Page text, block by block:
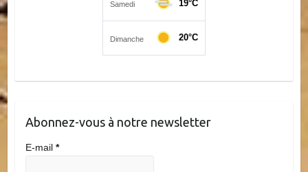
Abonnez-vous à notre newsletter
E-mail *